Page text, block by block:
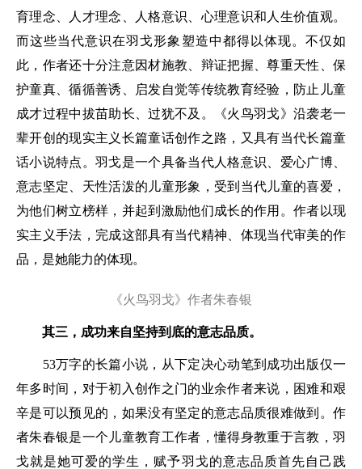
育理念、人才理念、人格意识、心理意识和人生价值观。
而这些当代意识在羽戈形象塑造中都得以体现。不仅如
此，作者还十分注意因材施教、辩证把握、尊重天性、保
护童真、循循善诱、启发自觉等传统教育经验，防止儿童
成才过程中拔苗助长、过犹不及。《火鸟羽戈》沿袭老一
辈开创的现实主义长篇童话创作之路，又具有当代长篇童
话小说特点。羽戈是一个具备当代人格意识、爱心广博、
意志坚定、天性活泼的儿童形象，受到当代儿童的喜爱，
为他们树立榜样，并起到激励他们成长的作用。作者以现
实主义手法，完成这部具有当代精神、体现当代审美的作
品，是她能力的体现。
《火鸟羽戈》作者朱春银
其三，成功来自坚持到底的意志品质。
53万字的长篇小说，从下定决心动笔到成功出版仅一
年多时间，对于初入创作之门的业余作者来说，困难和艰
辛是可以预见的，如果没有坚定的意志品质很难做到。作
者朱春银是一个儿童教育工作者，懂得身教重于言教，羽
戈就是她可爱的学生，赋予羽戈的意志品质首先自己践